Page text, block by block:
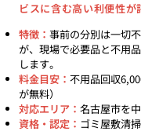
ビスに含む高い利便性が
特徴： 事前の分別は一切
が、現場で必要品と不用
します。
料金目安： 不用品回収
が無料）
対応エリア： 名古屋市を
資格・認定： ゴミ屋敷清